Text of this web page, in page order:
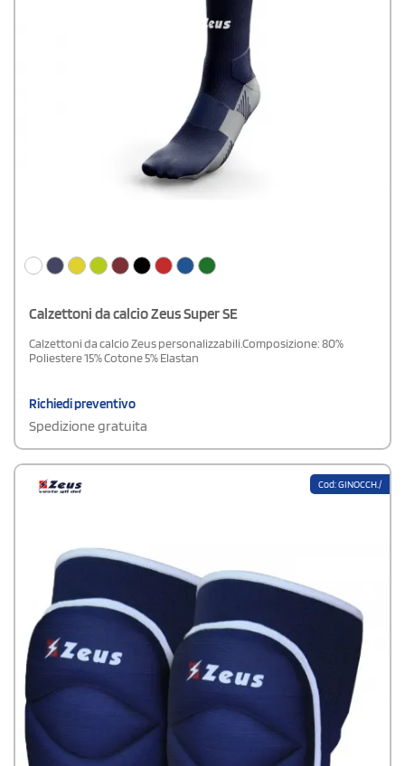
Calzettoni da calcio Zeus Super SE
Calzettoni da calcio Zeus personalizzabili.Composizione: 80%
Poliestere 15% Cotone 5% Elastan
Richiedi preventivo
Spedizione gratuita
Cod: GINOCCH./